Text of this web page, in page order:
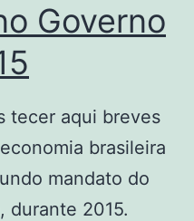
Governo
tecer aqui breves
brasileira
mandato do
durante 2015.